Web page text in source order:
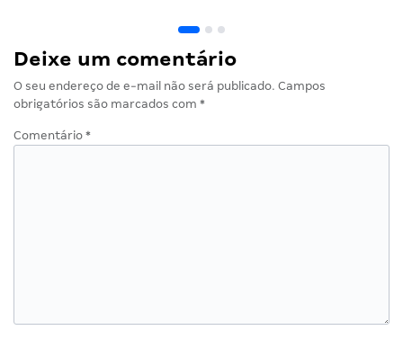
Deixe um comentário
O seu endereço de e-mail não será publicado. Campos
obrigatórios são marcados com *
Comentário *